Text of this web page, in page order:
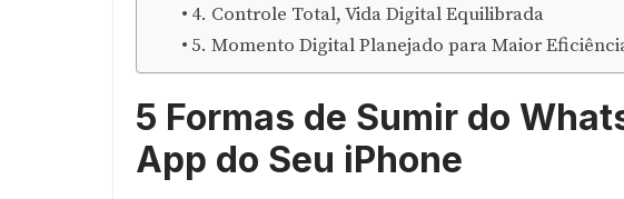
4. Controle Total, Vida Digital Equilibrada
5. Momento Digital Planejado para Maior
5 Formas de Sumir do
App do Seu iPhone